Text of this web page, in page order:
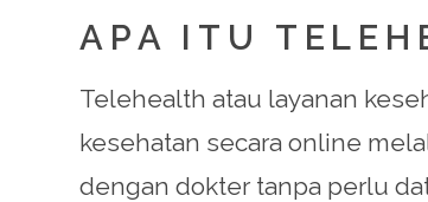
APA ITU
Telehealth atau layanan
kesehatan secara online
dengan dokter tanpa perlu